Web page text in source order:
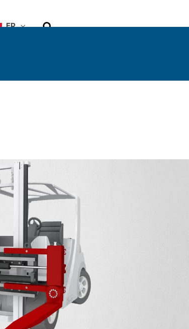
FR Rechercher